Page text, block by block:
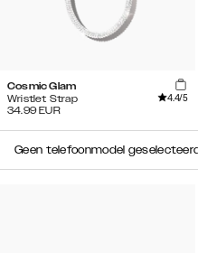
Cosmic Glam
Wristlet Strap
4.4/5
34.99 EUR
Geen telefoonmodel